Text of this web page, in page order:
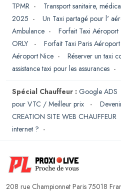
TPMR - Transport sanitaire,
2025 - Un Taxi partagé pour l'
Ambulance - Forfait Taxi Aéroport
ORLY
- Forfait Taxi Paris
Aéroport Nice - Réserver un taxi
assistance taxi pour les assurances -
Spécial Chauffeur : Google ADS
pour VTC / Meilleur prix
-
CREATION SITE WEB CHAUFFEUR
internet ? -
208 rue Championnet Paris 75018